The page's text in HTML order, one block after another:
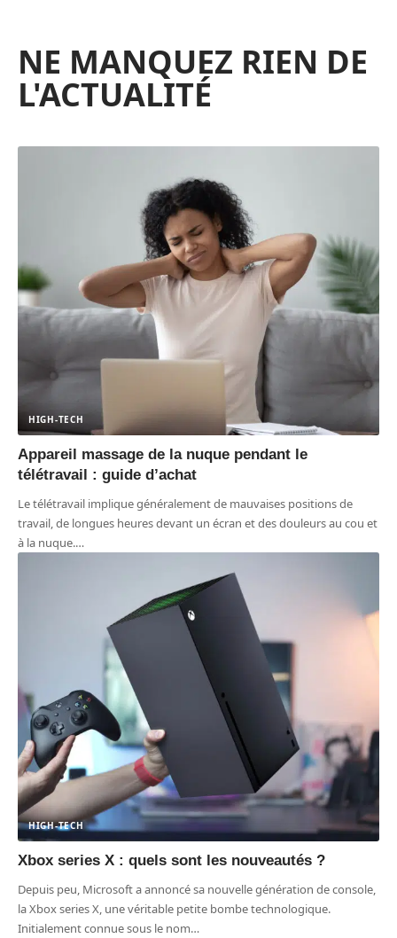
NE MANQUEZ RIEN DE
L'ACTUALITÉ
HIGH-TECH
Appareil massage de la nuque pendant le
télétravail : guide d’achat
Le télétravail implique généralement de mauvaises positions de
travail, de longues heures devant un écran et des douleurs au cou et
à la nuque.…
HIGH-TECH
Xbox series X : quels sont les nouveautés ?
Depuis peu, Microsoft a annoncé sa nouvelle génération de console,
la Xbox series X, une véritable petite bombe technologique.
Initialement connue sous le nom…